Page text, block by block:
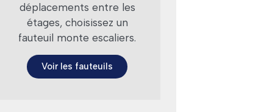
déplacements entre les
étages, choisissez un
fauteuil monte escaliers.
Voir les fauteuils